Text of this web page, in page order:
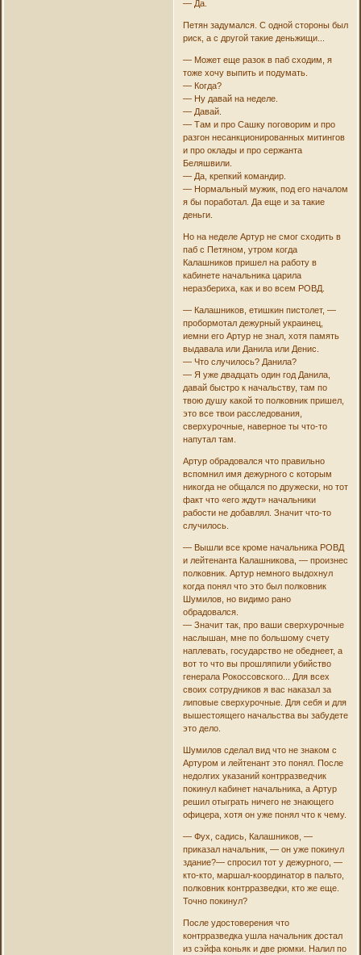
— Да.
Петян задумался. С одной стороны был
риск, а с другой такие деньжищи...
— Может еще разок в паб сходим, я
тоже хочу выпить и подумать.
— Когда?
— Ну давай на неделе.
— Давай.
— Там и про Сашку поговорим и про
разгон несанкционированных митингов
и про оклады и про сержанта
Беляшвили.
— Да, крепкий командир.
— Нормальный мужик, под его началом
я бы поработал. Да еще и за такие
деньги.
Но на неделе Артур не смог сходить в
паб с Петяном, утром когда
Калашников пришел на работу в
кабинете начальника царила
неразбериха, как и во всем РОВД.
— Калашников, етишкин пистолет, —
пробормотал дежурный украинец,
иемни его Артур не знал, хотя память
выдавала или Данила или Денис.
— Что случилось? Данила?
— Я уже двадцать один год Данила,
давай быстро к начальству, там по
твою душу какой то полковник пришел,
это все твои расследования,
сверхурочные, наверное ты что-то
напутал там.
Артур обрадовался что правильно
вспомнил имя дежурного с которым
никогда не общался по дружески, но тот
факт что «его ждут» начальники
рабости не добавлял. Значит что-то
случилось.
— Вышли все кроме начальника РОВД
и лейтенанта Калашникова, — произнес
полковник. Артур немного выдохнул
когда понял что это был полковник
Шумилов, но видимо рано
обрадовался.
— Значит так, про ваши сверхурочные
наслышан, мне по большому счету
наплевать, государство не обеднеет, а
вот то что вы прошляпили убийство
генерала Рокоссовского... Для всех
своих сотрудников я вас наказал за
липовые сверхурочные. Для себя и для
вышестоящего начальства вы забудете
это дело.
Шумилов сделал вид что не знаком с
Артуром и лейтенант это понял. После
недолгих указаний контрразведчик
покинул кабинет начальника, а Артур
решил отыграть ничего не знающего
офицера, хотя он уже понял что к чему.
— Фух, садись, Калашников, —
приказал начальник, — он уже покинул
здание?— спросил тот у дежурного, —
кто-кто, маршал-координатор в пальто,
полковник контрразведки, кто же еще.
Точно покинул?
После удостоверения что
контрразведка ушла начальник достал
из сэйфа коньяк и две рюмки. Налил по